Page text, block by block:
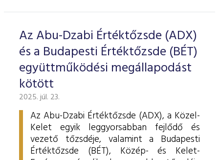
Az Abu-Dzabi Értéktőzsde (ADX)
és a Budapesti Értéktőzsde (BÉT)
együttműködési megállapodást
kötött
2025. júl. 23.
Az Abu-Dzabi Értéktőzsde (ADX), a Közel-
Kelet egyik leggyorsabban fejlődő és
vezető tőzsdéje, valamint a Budapesti
Értéktőzsde (BÉT), Közép- és Kelet-